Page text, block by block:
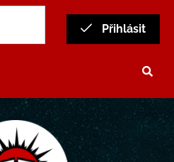
Přihlásit